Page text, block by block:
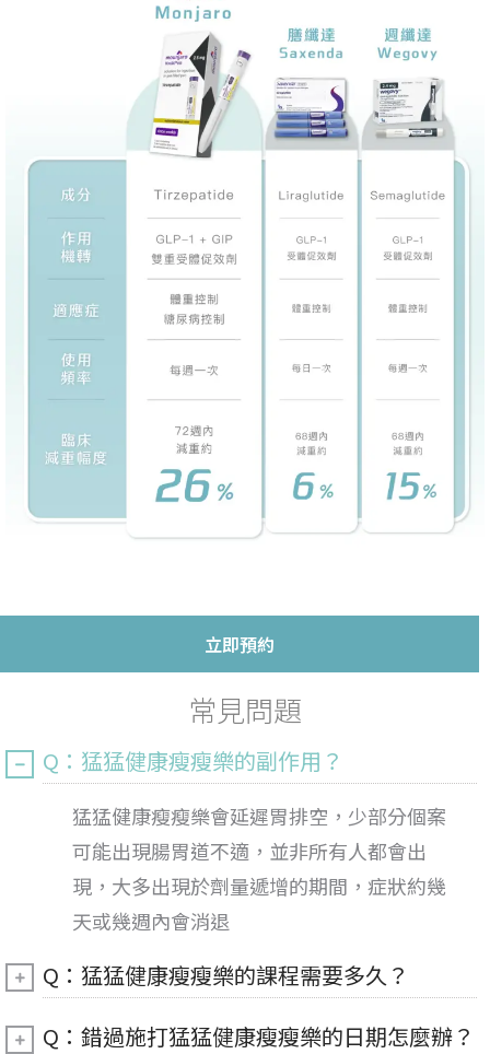
立即預約
常見問題
Q：猛猛健康瘦瘦樂的副作用？
猛猛健康瘦瘦樂會延遲胃排空，少部分個案
可能出現腸胃道不適，並非所有人都會出
現，大多出現於劑量遞增的期間，症狀約幾
天或幾週內會消退
Q：猛猛健康瘦瘦樂的課程需要多久？
Q：錯過施打猛猛健康瘦瘦樂的日期怎麼辦？